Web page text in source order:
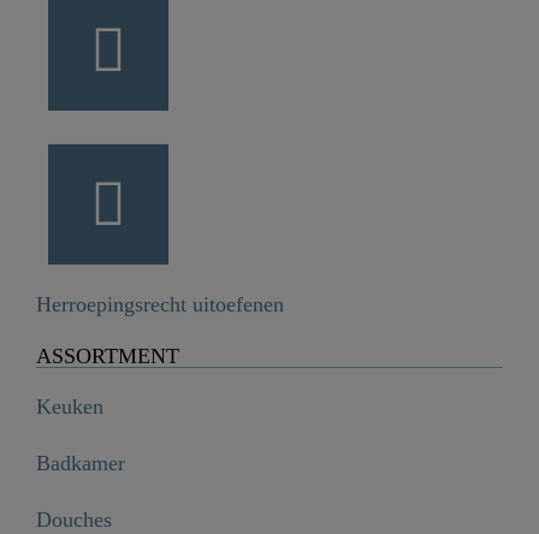
Herroepingsrecht uitoefenen
ASSORTMENT
Keuken
Badkamer
Douches